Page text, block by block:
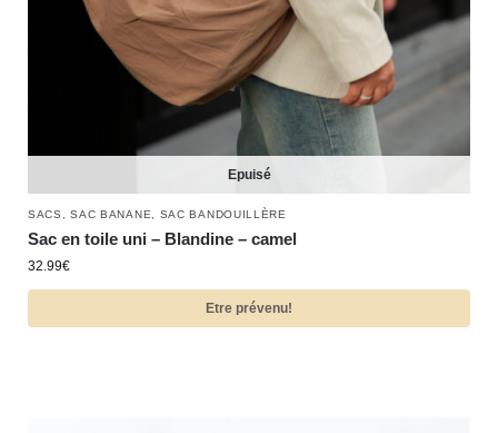
Epuisé
SACS ,SAC BANANE SAC BANDOUILLÈRE
Sac en toile uni – Blandine – camel
32.99€
Etre prévenu!